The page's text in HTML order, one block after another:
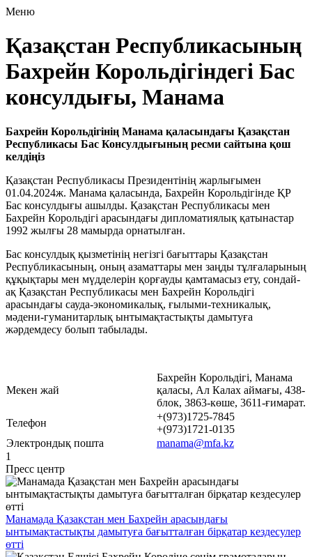
Меню
Қазақстан Республикасының
Бахрейн Корольдігіндегі Бас
консулдығы, Манама
Бахрейн Корольдігінің Манама қаласындағы Қазақстан
Республикасы Бас Консулдығының ресми сайтына қош
келдіңіз
Қазақстан Республикасы Президентінің жарлығымен
01.04.2024ж. Манама қаласында, Бахрейн Корольдігінде ҚР
Бас консулдығы ашылды. Қазақстан Республикасы мен
Бахрейн Корольдігі арасындағы дипломатиялық қатынастар
1992 жылғы 28 мамырда орнатылған.
Бас консулдық қызметінің негізгі бағыттары Қазақстан
Республикасының, оның азаматтары мен заңды тұлғаларының
құқықтары мен мүдделерін қорғауды қамтамасыз ету, сондай-
ақ Қазақстан Республикасы мен Бахрейн Корольдігі
арасындағы сауда-экономикалық, ғылыми-техникалық,
мәдени-гуманитарлық ынтымақтастықты дамытуға
жәрдемдесу болып табылады.
Мекен жай
Бахрейн Корольдігі, Манама
қаласы, Ал Калах аймағы, 438-
блок, 3863-көше, 3611-ғимарат.
Телефон
+(973)1725-7845
+(973)1721-0135
Электрондық пошта
manama@mfa.kz
1
Пресс центр
Манамада Қазақстан мен Бахрейн арасындағы
ынтымақтастықты дамытуға бағытталған бірқатар кездесулер
өтті